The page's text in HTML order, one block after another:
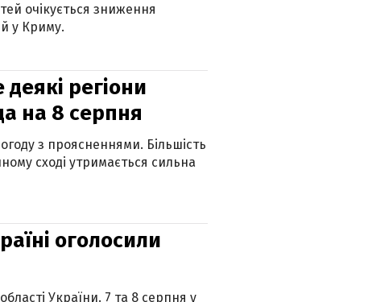
очікується зниження
у Криму.
регіони
на 8 серпня
з проясненнями. Більшість
сході утримається сильна
оголосили
України. 7 та 8 серпня у